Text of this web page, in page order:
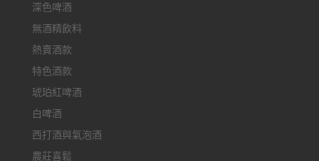
深色啤酒
無酒精飲料
熱賣酒款
特色酒款
琥珀紅啤酒
白啤酒
西打酒與氣泡酒
農莊喜鬆